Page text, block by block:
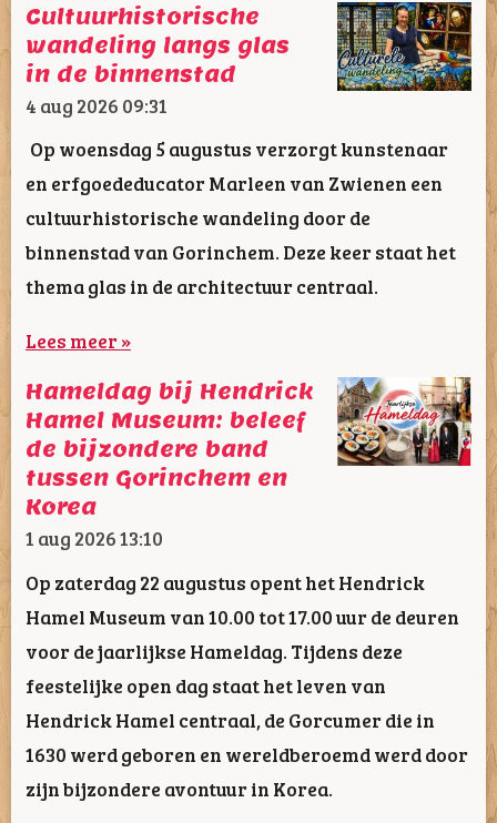
Cultuurhistorische
wandeling langs glas
in de binnenstad
4 aug 2026 09:31
Op woensdag 5 augustus verzorgt kunstenaar
en erfgoededucator Marleen van Zwienen een
cultuurhistorische wandeling door de
binnenstad van Gorinchem. Deze keer staat het
thema glas in de architectuur centraal.
Lees meer »
Hameldag bij Hendrick
Hamel Museum: beleef
de bijzondere band
tussen Gorinchem en
Korea
1 aug 202613:10
Op zaterdag 22 augustus opent het Hendrick
Hamel Museum van 10.00 tot 17.00 uur de deuren
voor de jaarlijkse Hameldag. Tijdens deze
feestelijke open dag staat het leven van
Hendrick Hamel centraal, de Gorcumer die in
1630 werd geboren en wereldberoemd werd door
zijn bijzondere avontuur in Korea.